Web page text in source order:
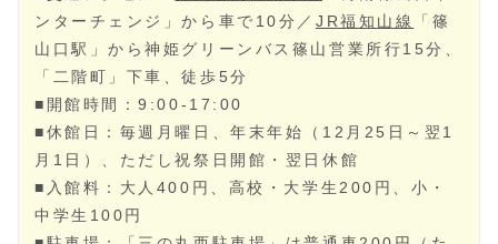
篠山城
■所在地：兵庫県丹波篠山市北新町2-3
■電話番号：079-552-4500